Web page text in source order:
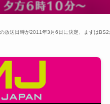
放送日時が2011年3月6日に決定、まずはBS2